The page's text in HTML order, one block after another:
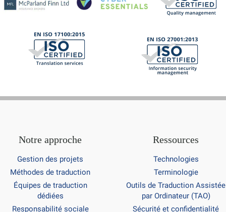
Notre approche
Gestion des projets
Méthodes de traduction
Équipes de traduction
dédiées
Responsabilité sociale
Ressources
Technologies
Terminologie
Outils de Traduction Assistée
par Ordinateur (TAO)
Sécurité et confidentialité